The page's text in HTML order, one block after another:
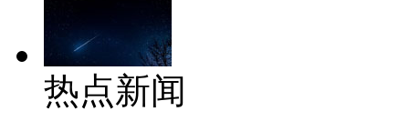
热点新闻